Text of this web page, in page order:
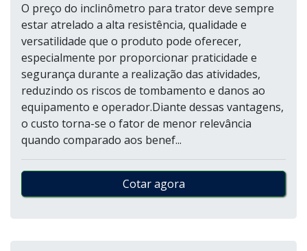
O preço do inclinômetro para trator deve sempre
estar atrelado a alta resistência, qualidade e
versatilidade que o produto pode oferecer,
especialmente por proporcionar praticidade e
segurança durante a realização das atividades,
reduzindo os riscos de tombamento e danos ao
equipamento e operador.Diante dessas vantagens,
o custo torna-se o fator de menor relevância
quando comparado aos benef...
Cotar agora